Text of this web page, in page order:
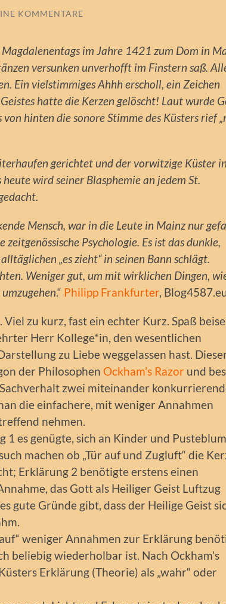
KOMMENTARE
Magdalenentags im Jahre 1421 zum Dom in
versunken unverhofft im Finstern saß.
Ein vielstimmiges Ahhh erscholl, ein Zeichen
hatte die Kerzen gelöscht! Laut wurde
hinten die sonore Stimme des Küsters rief
gerichtet und der vorwitzige Küster
wird seiner Blasphemie an jedem St.
Mensch, war in die Leute in Mainz nur
Psychologie. Es ist das dunkle,
„es zieht“ in seinen Bann schlägt.
Weniger gut, um mit wirklichen Dingen,
.“ Philipp Frankfurter,
zu kurz, fast ein echter Kurz. Spaß
Herr Kollege*in, den wesentlichen
zu Liebe weggelassen hast.
der Philosophen Ockham’s Razor und
zwei miteinander
die einfachere, mit weniger Annahmen
nehmen.
1 es genügte, sich an Kinder und
machen ob „Tür auf und Zugluft“ die
Erklärung 2 benötigte erstens einen
das Gott als Heiliger Geist Luftzug
gute Gründe gibt, dass der Heilige Geist
weniger Annahmen zur Erklärung
beliebig wiederholbar ist. Nach Ockham’s
Erklärung (Theorie) als „wahr“ oder